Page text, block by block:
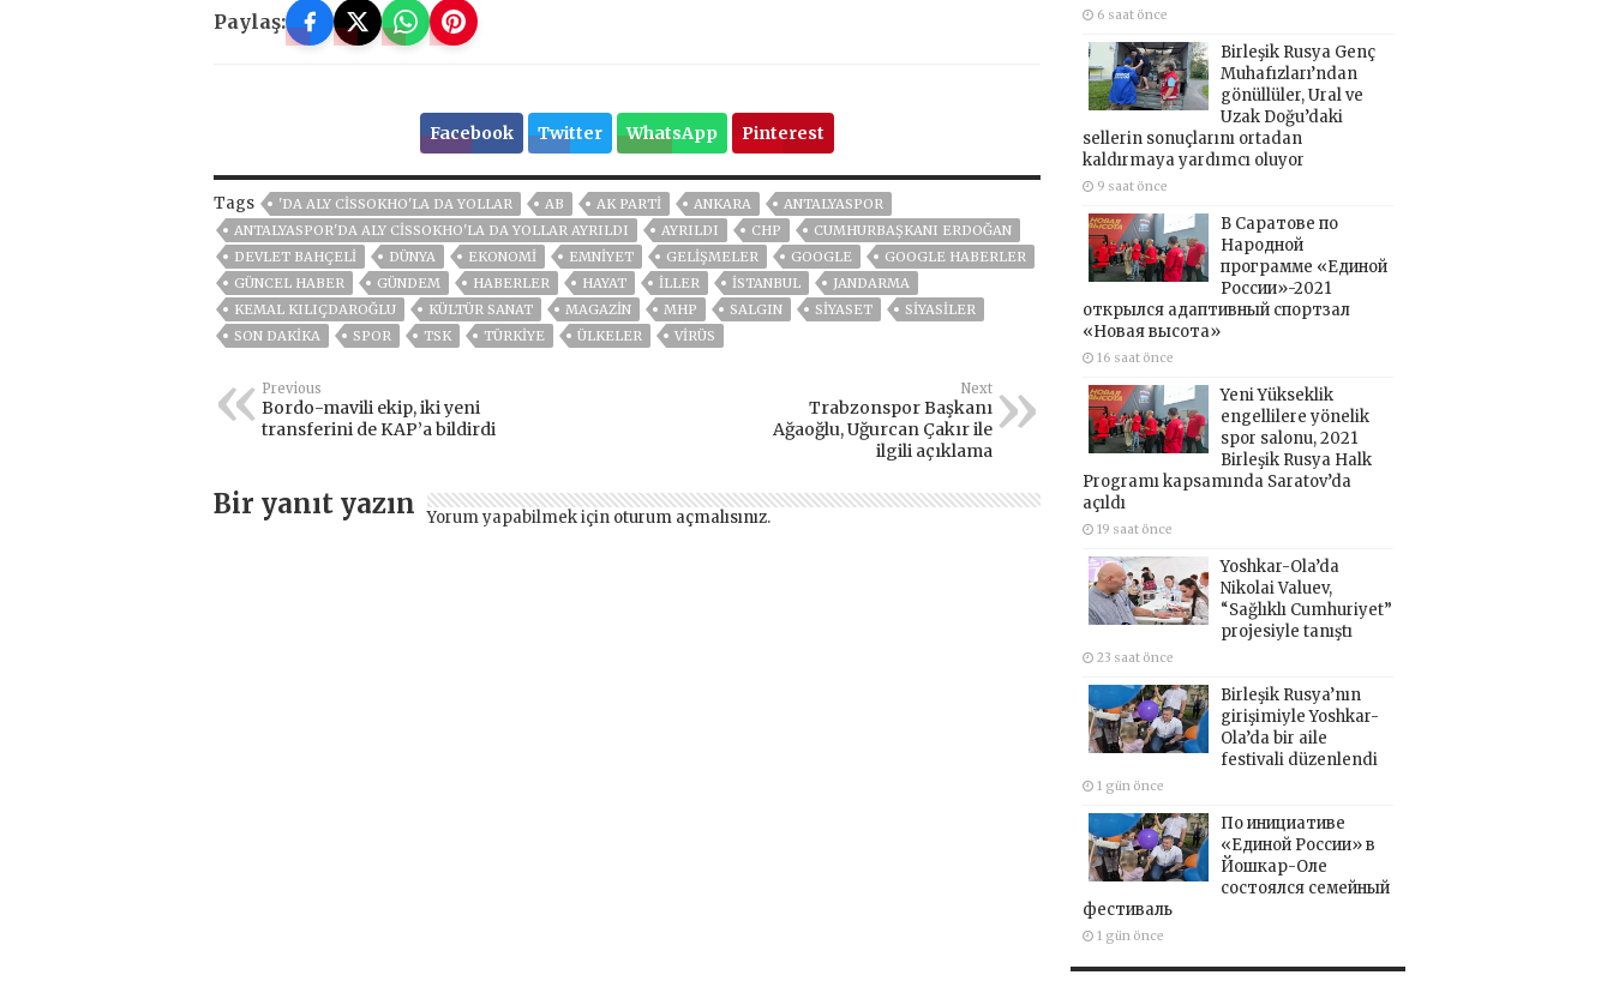
Paylaş:
Facebook Twitter WhatsApp Pinterest
Tags 'DA ALY CISSOKHO'LA DA YOLLAR AB AK PARTİ ANKARA
ANTALYASPOR
ANTALYASPOR'DA ALY CISSOKHO'LA DA YOLLAR AYRILDI
AYRILDI CHP
CUMHURBAŞKANI ERDOĞAN
DEVLET BAHÇELİ
DÜNYA EKONOMİ EMNİYET GELIŞMELER GOOGLE
GOOGLE HABERLER
GÜNCEL HABER
GÜNDEM HABERLER HAYAT İLLER ISTANBUL
JANDARMA
KEMAL KILIÇDAROĞLU
KÜLTÜR SANAT MAGAZİN MHP SALGIN SİYASET
SİYASİLER
SON DAKIKA
SPOR TSK TÜRKİYE ÜLKELER VIRÜS
Previous
Bordo-mavili ekip, iki yeni
transferini de KAP’a bildirdi
Next
Trabzonspor Başkanı
Ağaoğlu, Uğurcan Çakır ile
ilgili açıklama
Bir yanıt yazın Yorum yapabilmek için oturum açmalısınız.
6 saat önce
Birleşik Rusya Genç
Muhafızları’ndan
gönüllüler, Ural ve
Uzak Doğu’daki
sellerin sonuçlarını ortadan
kaldırmaya yardımcı oluyor
9 saat önce
В Саратове по
Народной
программе «Единой
России»-2021
открылся адаптивный спортзал
«Новая высота»
16 saat önce
Yeni Yükseklik
engellilere yönelik
spor salonu, 2021
Birleşik Rusya Halk
Programı kapsamında Saratov’da
açıldı
19 saat önce
Yoshkar-Ola’da
Nikolai Valuev,
“Sağlıklı Cumhuriyet”
projesiyle tanıştı
23 saat önce
Birleşik Rusya’nın
girişimiyle Yoshkar-
Ola’da bir aile
festivali düzenlendi
1 gün önce
По инициативе
«Единой России» в
Йошкар-Оле
состоялся семейный
фестиваль
1 gün önce